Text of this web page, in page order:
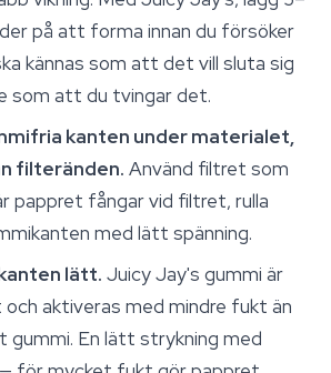
på att forma innan du försöker
kännas som att det vill sluta sig
som att du tvingar det.
kanten under materialet,
filteränden. Använd filtret som
pappret fångar vid filtret, rulla
med lätt spänning.
lätt. Juicy Jay's gummi är
aktiveras med mindre fukt än
gummi. En lätt strykning med